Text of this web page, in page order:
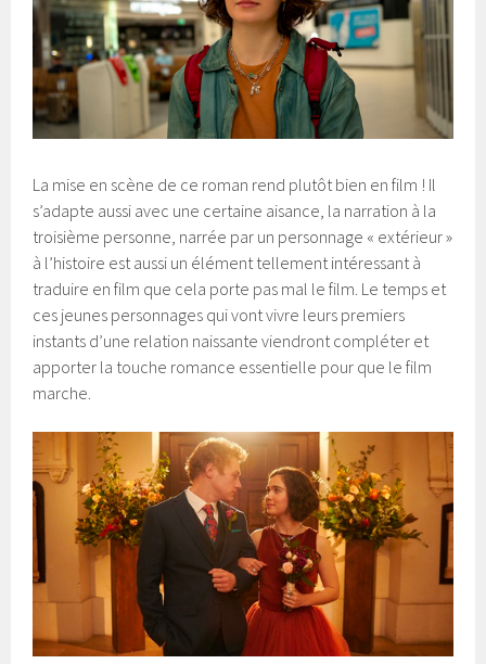
La mise en scène de ce roman rend plutôt bien en film ! Il
s’adapte aussi avec une certaine aisance, la narration à la
troisième personne, narrée par un personnage « extérieur »
à l’histoire est aussi un élément tellement intéressant à
traduire en film que cela porte pas mal le film. Le temps et
ces jeunes personnages qui vont vivre leurs premiers
instants d’une relation naissante viendront compléter et
apporter la touche romance essentielle pour que le film
marche.